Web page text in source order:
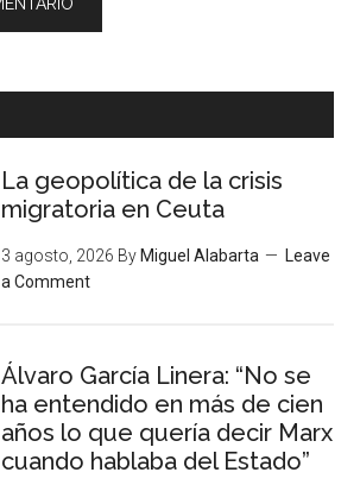
La geopolítica de la crisis
migratoria en Ceuta
3 agosto, 2026 By Miguel Alabarta
Leave
a Comment
Álvaro García Linera: “No se
ha entendido en más de cien
años lo que quería decir Marx
cuando hablaba del Estado”